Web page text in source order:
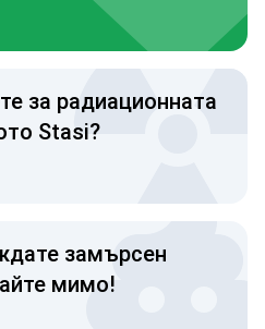
за радиационната
Stasi?
замърсен
мимо!